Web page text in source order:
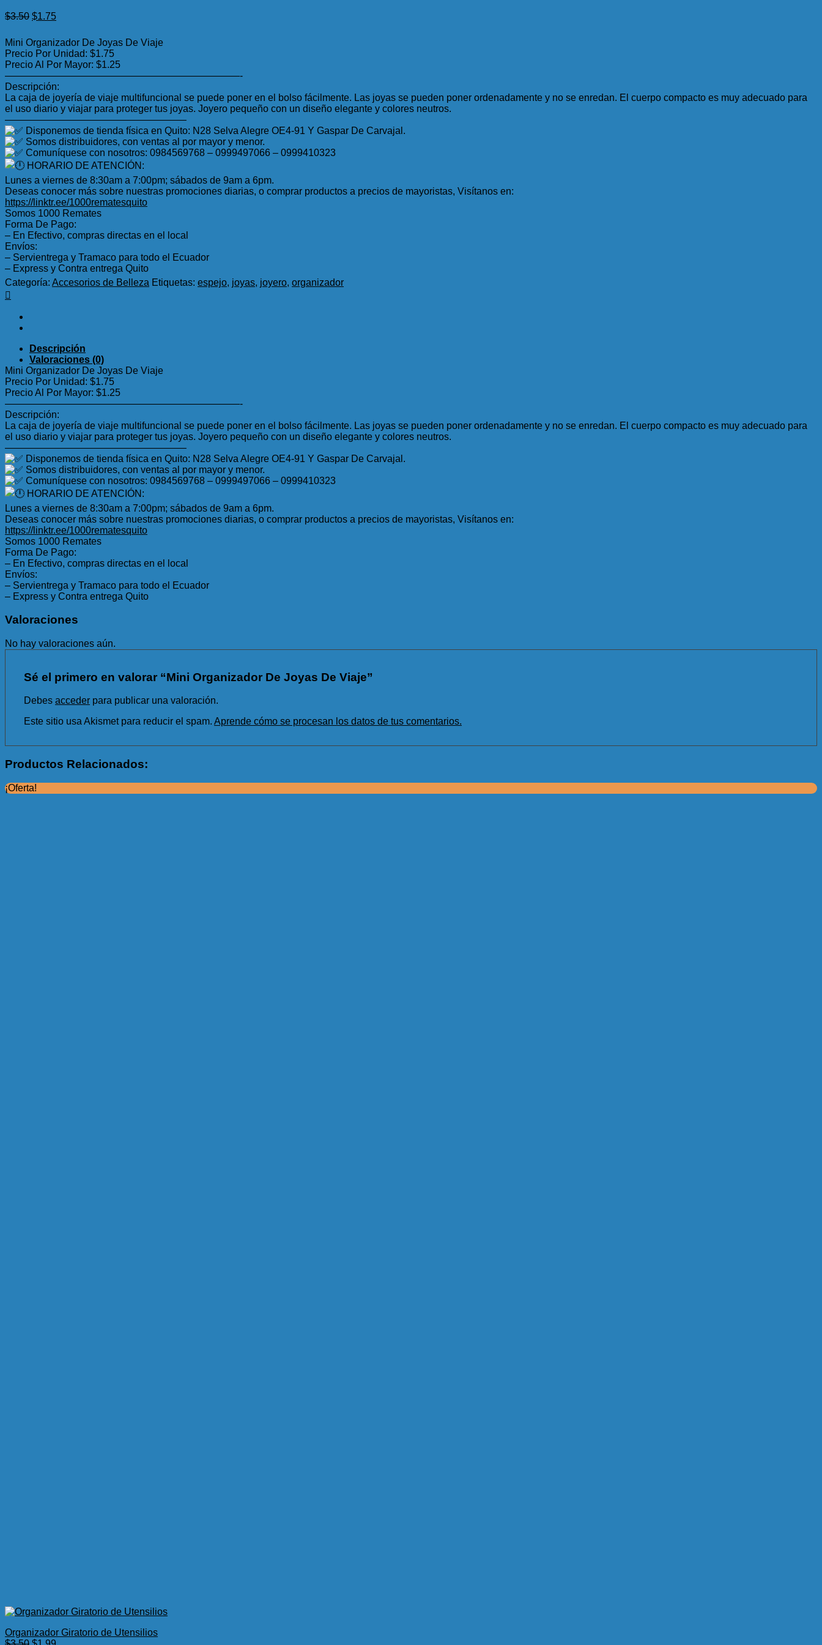
$3.50 El
original
era:
$3.50.
$1.75El
actual
es:
$1.75.
Mini Organizador De Joyas De Viaje
Precio Por Unidad: $1.75
Precio Al Por Mayor: $1.25
————————————————————————-
Descripción:
La caja de joyería de viaje multifuncional se puede poner en el bolso fácilmente. Las joyas se pueden poner ordenadamente y no se enredan. El cuerpo compacto es muy adecuado para
el uso diario y viajar para proteger tus joyas. Joyero pequeño con un diseño elegante y colores neutros.
——————————————————–
Disponemos de tienda física en Quito: N28 Selva Alegre OE4-91 Y Gaspar De Carvajal.
Somos distribuidores, con ventas al por mayor y menor.
Comuníquese con nosotros: 0984569768 – 0999497066 – 0999410323
HORARIO DE ATENCIÓN:
Lunes a viernes de 8:30am a 7:00pm; sábados de 9am a 6pm.
Deseas conocer más sobre nuestras promociones diarias, o comprar productos a precios de mayoristas, Visítanos en:
https://linktr.ee/1000rematesquito
Somos 1000 Remates
Forma De Pago:
– En Efectivo, compras directas en el local
Envíos:
– Servientrega y Tramaco para todo el Ecuador
– Express y Contra entrega Quito
Categoría: Accesorios de Belleza Etiquetas: espejo, joyas, joyero, organizador
Descripción
Valoraciones (0)
Mini Organizador De Joyas De Viaje
Precio Por Unidad: $1.75
Precio Al Por Mayor: $1.25
————————————————————————-
Descripción:
La caja de joyería de viaje multifuncional se puede poner en el bolso fácilmente. Las joyas se pueden poner ordenadamente y no se enredan. El cuerpo compacto es muy adecuado para
el uso diario y viajar para proteger tus joyas. Joyero pequeño con un diseño elegante y colores neutros.
——————————————————–
Disponemos de tienda física en Quito: N28 Selva Alegre OE4-91 Y Gaspar De Carvajal.
Somos distribuidores, con ventas al por mayor y menor.
Comuníquese con nosotros: 0984569768 – 0999497066 – 0999410323
HORARIO DE ATENCIÓN:
Lunes a viernes de 8:30am a 7:00pm; sábados de 9am a 6pm.
Deseas conocer más sobre nuestras promociones diarias, o comprar productos a precios de mayoristas, Visítanos en:
https://linktr.ee/1000rematesquito
Somos 1000 Remates
Forma De Pago:
– En Efectivo, compras directas en el local
Envíos:
– Servientrega y Tramaco para todo el Ecuador
– Express y Contra entrega Quito
Valoraciones
No hay valoraciones aún.
Sé el primero en valorar “Mini Organizador De Joyas De Viaje”
Debes acceder para publicar una valoración.
Este sitio usa Akismet para reducir el spam. Aprende cómo se procesan los datos de tus comentarios.
Productos Relacionados:
¡Oferta!
Organizador Giratorio de Utensilios
El